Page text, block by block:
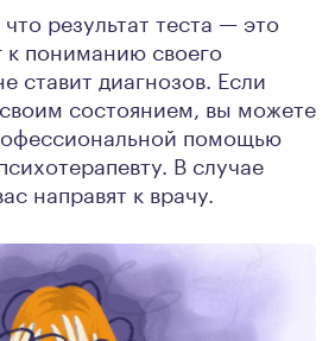
результат теста — это
пониманию своего
ставит диагнозов. Если
состоянием, вы можете
помощью
В случае
направят к врачу.